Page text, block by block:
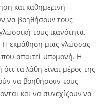
και καθημερινή
να βοηθήσουν τους
τους ικανότητα.
: Η εκμάθηση μιας γλώσσας
που απαιτεί υπομονή. Η
τα λάθη είναι μέρος της
να βοηθήσουν τους
και να συνεχίζουν να